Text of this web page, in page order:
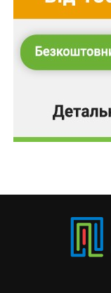
підготовки
більшістю країн
комітетські
приведенню до
реформуванням
починається
українські